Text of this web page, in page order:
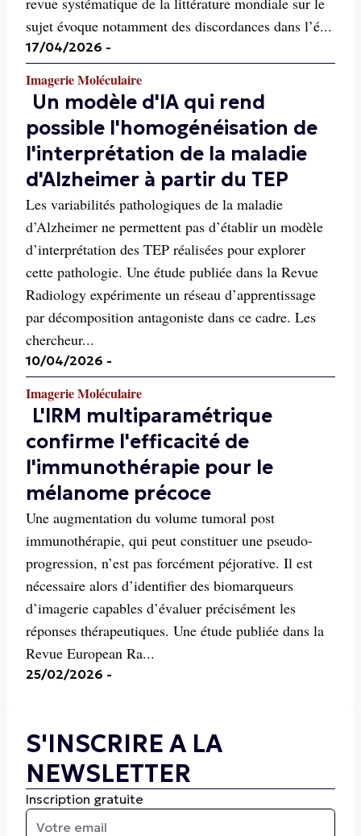
sujet évoque notamment des discordances dans l’é...
17/04/2026 -
Imagerie Moléculaire
Un modèle d'IA qui rend
possible l'homogénéisation de
l'interprétation de la maladie
d'Alzheimer à partir du TEP
Les variabilités pathologiques de la maladie
d’Alzheimer ne permettent pas d’établir un modèle
d’interprétation des TEP réalisées pour explorer
cette pathologie. Une étude publiée dans la Revue
Radiology expérimente un réseau d’apprentissage
par décomposition antagoniste dans ce cadre. Les
chercheur...
10/04/2026 -
Imagerie Moléculaire
L'IRM multiparamétrique
confirme l'efficacité de
l'immunothérapie pour le
mélanome précoce
Une augmentation du volume tumoral post
immunothérapie, qui peut constituer une pseudo-
progression, n’est pas forcément péjorative. Il est
nécessaire alors d’identifier des biomarqueurs
d’imagerie capables d’évaluer précisément les
réponses thérapeutiques. Une étude publiée dans la
Revue European Ra...
25/02/2026 -
S'INSCRIRE A LA
NEWSLETTER
Inscription gratuite